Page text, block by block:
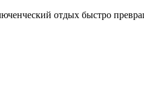
отдых быстро